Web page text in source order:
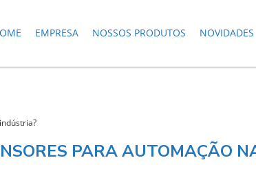
EMPRESA NOSSOS PRODUTOS NOVIDADES
PARA AUTOMAÇÃO